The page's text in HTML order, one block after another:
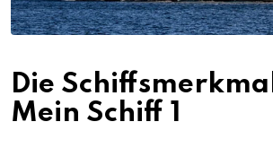
Die
Mein Schiff 1